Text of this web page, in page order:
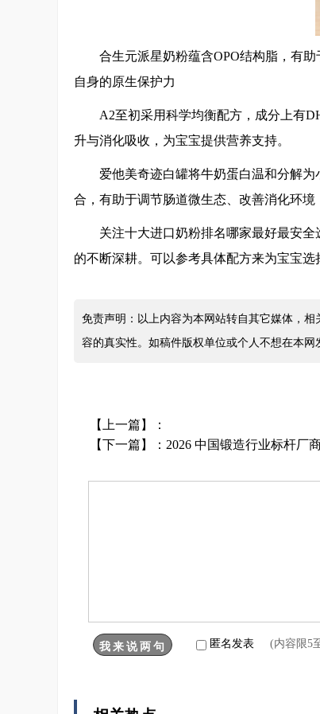
合生元派星奶粉蕴含OPO结构脂，有
自身的原生保护力
A2至初采用科学均衡配方，成分上有
升与消化吸收，为宝宝提供营养支持。
爱他美奇迹白罐将牛奶蛋白温和分解
合，有助于调节肠道微生态、改善消化环境
关注十大进口奶粉排名哪家最好最安全
的不断深耕。可以参考具体配方来为宝宝选
免责声明：以上内容为本网站转自其它媒体，
容的真实性。如稿件版权单位或个人不想在本网
【上一篇】：
【下一篇】： 2026 中国锻造行业标杆厂
匿名发表 (内容限5